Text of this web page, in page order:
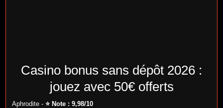
Casino bonus sans dépôt 2026 :
jouez avec 50€ offerts
Aphrodite -⭐ Note : 9,98/10